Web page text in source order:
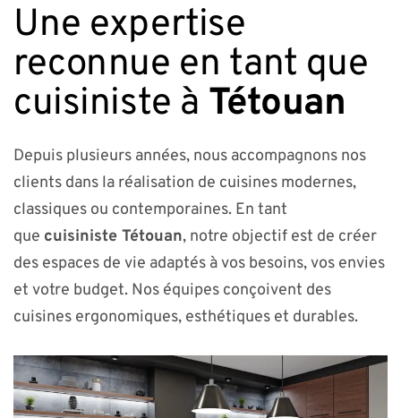
Une expertise
reconnue en tant que
cuisiniste à Tétouan
Depuis plusieurs années, nous accompagnons nos
clients dans la réalisation de cuisines modernes,
classiques ou contemporaines. En tant
que cuisiniste Tétouan, notre objectif est de créer
des espaces de vie adaptés à vos besoins, vos envies
et votre budget. Nos équipes conçoivent des
cuisines ergonomiques, esthétiques et durables.